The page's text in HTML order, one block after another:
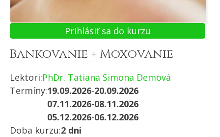
Prihlásiť sa do kurzu
Bankovanie + Moxovanie
Lektori:PhDr. Tatiana Simona Demová
Termíny:19.09.2026-20.09.2026
07.11.2026-08.11.2026
05.12.2026-06.12.2026
Doba kurzu:2 dni